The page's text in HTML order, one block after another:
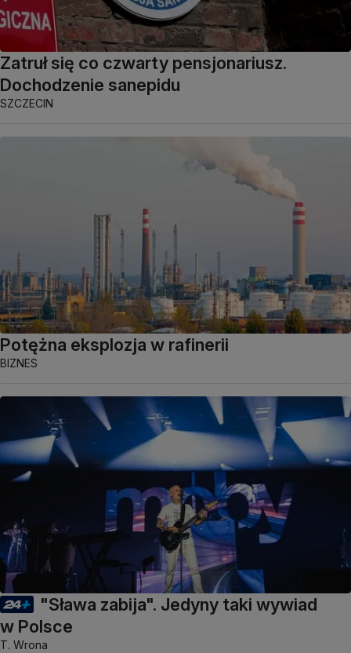
Zatruł się co czwarty pensjonariusz.
Dochodzenie sanepidu
SZCZECIN
Potężna eksplozja w rafinerii
BIZNES
"Sława zabija". Jedyny taki wywiad
w Polsce
T. Wrona